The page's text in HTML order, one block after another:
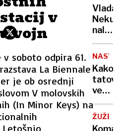
v
vojn
soboto odpira 61.
La Biennale
je ob osrednji
V molovskih
(In Minor Keys) na
vojno
za
bivših"
Vlada
Neku
v
vsaj
Kako
tatovi
vedo,
da
vas
ni